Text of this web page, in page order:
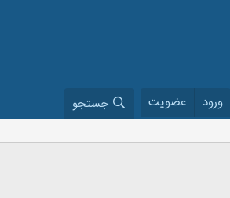
ورود عضویت جستجو